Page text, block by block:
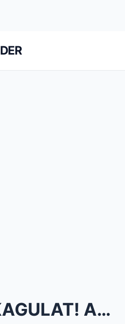
SIYA NGA BA ANG DAHILAN N...